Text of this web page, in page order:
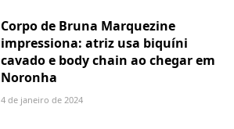
Corpo de Bruna Marquezine
impressiona: atriz usa biquíni
cavado e body chain ao chegar em
Noronha
4 de janeiro de 2024